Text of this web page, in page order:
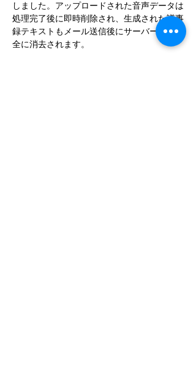
しました。アップロードされた音声データは
処理完了後に即時削除され、生成された議事
録テキストもメール送信後にサーバーから完
全に消去されます。